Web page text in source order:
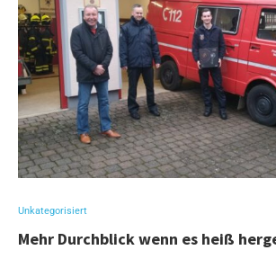
Unkategorisiert
Mehr Durchblick wenn es heiß